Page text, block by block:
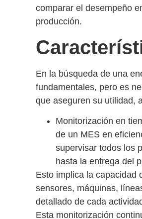
comparar el desempeño
producción.
En la búsqueda de una
fundamentales, pero es
que aseguren su utilidad,
Monitorización en
de un MES en
supervisar todos los
hasta la entrega del
Esto implica la capacidad
sensores, máquinas,
detallado de cada
Esta monitorización